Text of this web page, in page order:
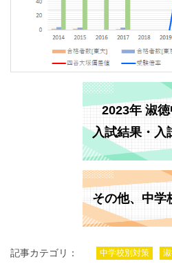
2023年 淑
入試結果・入
その他、中学
記事カテゴリ： 中学校別対策